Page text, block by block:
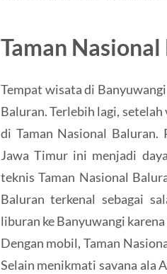
Taman
Tempat wisata di
Baluran. Terlebih lagi,
di Taman Nasional Baluran.
Jawa Timur ini menjadi
teknis Taman Nasional
Baluran terkenal sebagai
liburan ke Banyuwangi
Dengan mobil, Taman
Selain menikmati savana ala